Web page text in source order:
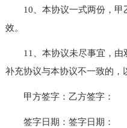
10、本协议一式两份，甲
效。
11、本协议未尽事宜，由
补充协议与本协议不一致的，
甲方签字：乙方签字：
签字日期：签字日期：